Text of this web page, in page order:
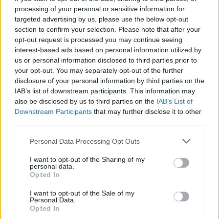
processing of your personal or sensitive information for
targeted advertising by us, please use the below opt-out
section to confirm your selection. Please note that after your
opt-out request is processed you may continue seeing
interest-based ads based on personal information utilized by
us or personal information disclosed to third parties prior to
your opt-out. You may separately opt-out of the further
disclosure of your personal information by third parties on the
IAB’s list of downstream participants. This information may
also be disclosed by us to third parties on the IAB’s List of
Downstream Participants that may further disclose it to other
Personal Data Processing Opt Outs
I want to opt-out of the Sharing of my
personal data.
Opted In
I want to opt-out of the Sale of my
Personal Data.
Opted In
«αφρόκρεμα» του ελληνικού
yachting δίνει ραντεβού στο
Λαύριο, το τετραήμερο 15-18
Οκτωβρίου 2026
30/07/26|16:34
ENTERPRISE GREECE και
ΣΕΠΕΕ ένωσαν δυνάμεις για την
προώθηση των εξαγωγών
ένδυσης – κλωστοϋφαντουργίας
30/07/26|13:16
ψηφιακή υγεία ανοίγει τις πύλες
τις 28 Οκτωβρίου
Η ena athletics συνεργάζεται με